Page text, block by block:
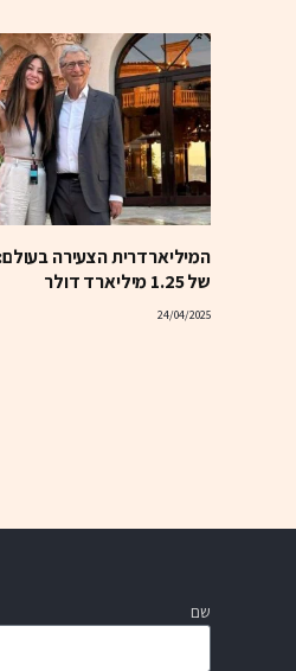
של 1.25 מיליארד דולר
24/04/2025
שם